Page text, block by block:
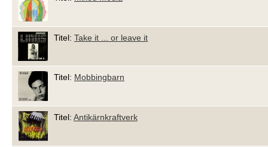
Titel: Take it ... or leave it
Titel: Mobbingbarn
Titel: Antikärnkraftverk